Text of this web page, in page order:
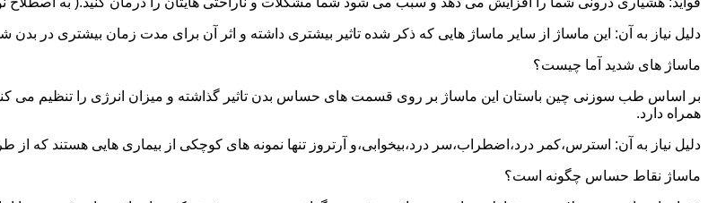
دلیل نیاز به آن: این ماساژ از سایر ماساژ هایی که ذکر شده تاثیر بیشتری داشته و اثر آن برای مدت زمان بیشتری در بدن
ماساژ های شدید آما چیست؟
بر اساس طب سوزنی چین باستان این ماساژ بر روی قسمت های حساس بدن تاثیر گذاشته و میزان انرژی را تنظیم می
همراه دارد.
دلیل نیاز به آن: استرس،کمر درد،اضطراب،سر درد،بیخوابی،و آرتروز تنها نمونه های کوچکی از بیماری هایی هستند که از
ماساژ نقاط حساس چگونه است؟